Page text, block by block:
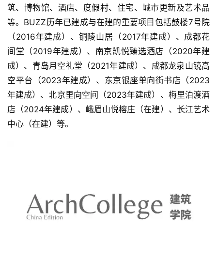
筑、博物馆、酒店、度假村、住宅、城市更新及艺术品
等。BUZZ历年已建成与在建的重要项目包括鼓楼7号院
（2016年建成）、铜陵山居（2017年建成）、成都花
间堂（2019年建成）、南京凯悦臻选酒店（2020年建
成）、青岛月空礼堂（2021年建成）、成都龙泉山镜高
空平台（2023年建成）、东京银座单向街书店（2023
年建成）、北京里向空间（2023年建成）、梅里泊渡酒
店（2024年建成）、峨眉山悦榕庄（在建）、长江艺术
中心（在建）等。